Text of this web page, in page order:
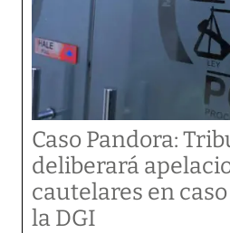
Caso Pandora:
deliberará
cautelares en
la DGI